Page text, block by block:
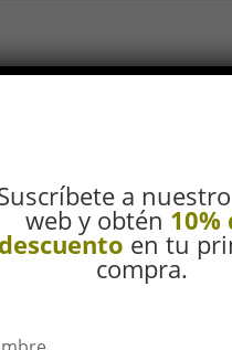
adicional
a
web y obtén 10%
descuento en tu
compra.